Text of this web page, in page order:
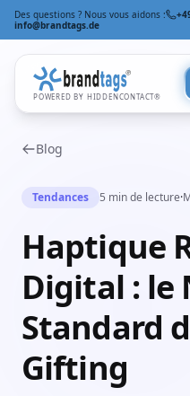
Des questions ? Nous vous aidons :
info@brandtags.de
POWERED BY HIDDENCONTACT®
PAR OCCASION
Pour les salariés
Objets
Blog
Tendances 5 min de lecture·
Haptique
Digital : le
Standard
Gifting